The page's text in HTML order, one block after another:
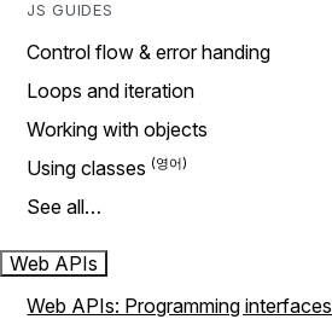
JS GUIDES
Control flow & error handing
Loops and iteration
Working with objects
Using classes
See all…
Web APIs
Web APIs: Programming interfaces